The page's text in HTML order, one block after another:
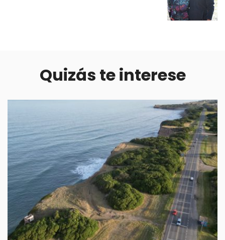
Quizás te interese